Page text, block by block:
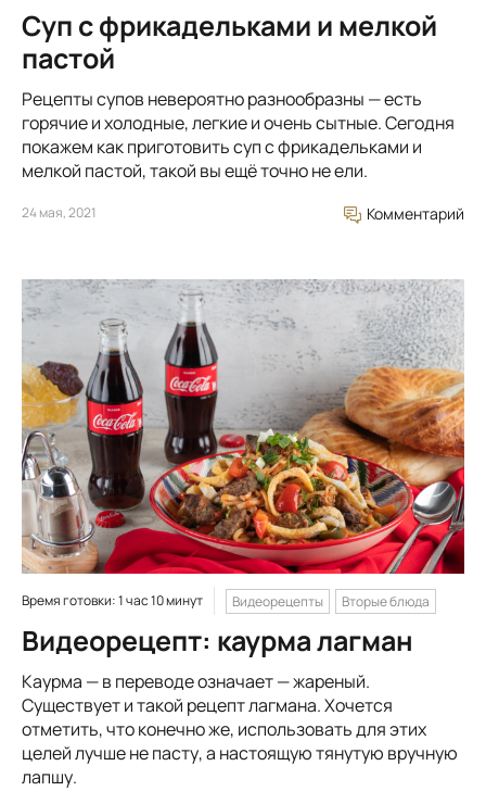
Суп с фрикадельками и мелкой
пастой
Рецепты супов невероятно разнообразны — есть
горячие и холодные, легкие и очень сытные. Сегодня
покажем как приготовить суп с фрикадельками и
мелкой пастой, такой вы ещё точно не ели.
24 мая, 2021 Комментарий
Время готовки: 1 час 10 минут Видеорецепты Вторые блюда
Видеорецепт: каурма лагман
Каурма — в переводе означает — жареный.
Существует и такой рецепт лагмана. Хочется
отметить, что конечно же, использовать для этих
целей лучше не пасту, а настоящую тянутую вручную
лапшу.